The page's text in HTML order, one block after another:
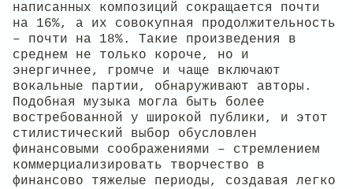
написанных композиций сокращается почти
на 16%, а их совокупная продолжительность
– почти на 18%. Такие произведения в
среднем не только короче, но и
энергичнее, громче и чаще включают
вокальные партии, обнаруживают авторы.
Подобная музыка могла быть более
востребованной у широкой публики, и этот
стилистический выбор обусловлен
финансовыми соображениями – стремлением
коммерциализировать творчество в
финансово тяжелые периоды, создавая легко